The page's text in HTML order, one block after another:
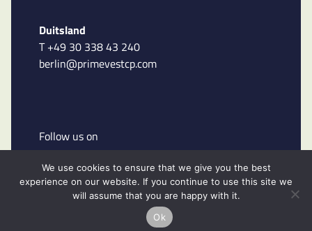
Duitsland
T +49 30 338 43 240
berlin@primevestcp.com
Follow us on
We use cookies to ensure that we give you the best
experience on our website. If you continue to use this site we
will assume that you are happy with it.
Ok